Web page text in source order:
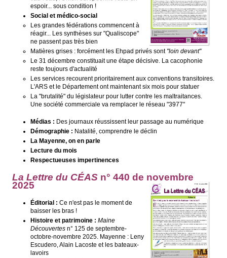
espoir... sous condition !
Social et médico-social
Les grandes fédérations commencent à
réagir... Les synthèses sur "Qualiscope"
ne passent pas très bien
Matières grises : forcément les Ehpad privés sont "loin devant"
Le 31 décembre constituait une étape décisive. La cacophonie
reste toujours d'actualité
Les services recourent prioritairement aux conventions transitoires.
L'ARS et le Département ont maintenant six mois pour statuer
La "brutalité" du législateur pour lutter contre les maltraitances.
Une société commerciale va remplacer le réseau "3977"
Médias : Des journaux réussissent leur passage au numérique
Démographie : Natalité, comprendre le déclin
La Mayenne, on en parle
Lecture du mois
Respectueuses impertinences
La Lettre du CÉASn° 440 de novembre
2025
Éditorial : Ce n'est pas le moment de
baisser les bras !
Histoire et patrimoine : Maine
Découvertesn° 125 de septembre-
octobre-novembre 2025. Mayenne : Leny
Escudero, Alain Lacoste et les bateaux-
lavoirs